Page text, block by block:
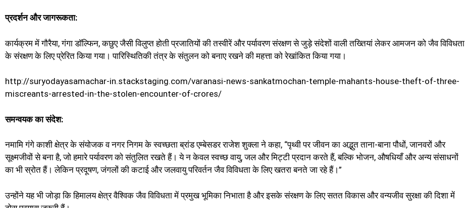
प्रदर्शन और जागरूकता:
कार्यक्रम में गौरैया, गंगा डॉल्फिन, कछुए जैसी विलुप्त होती प्रजातियों की तस्वीरें और पर्यावरण संरक्षण से जुड़े संदेशों वाली तख्तियां लेकर आमजन को जैव विविधता
के संरक्षण के लिए प्रेरित किया गया। पारिस्थितिकी तंत्र के संतुलन को बनाए रखने की महत्ता को रेखांकित किया गया।
http://suryodayasamachar-in.stackstaging.com/varanasi-news-sankatmochan-temple-mahants-house-theft-of-three-
miscreants-arrested-in-the-stolen-encounter-of-crores/
समन्वयक का संदेश:
नमामि गंगे काशी क्षेत्र के संयोजक व नगर निगम के स्वच्छता ब्रांड एम्बेसडर राजेश शुक्ला ने कहा, “पृथ्वी पर जीवन का अद्भुत ताना-बाना पौधों, जानवरों और
सूक्ष्मजीवों से बना है, जो हमारे पर्यावरण को संतुलित रखते हैं। ये न केवल स्वच्छ वायु, जल और मिट्टी प्रदान करते हैं, बल्कि भोजन, औषधियाँ और अन्य संसाधनों
का भी स्रोत हैं। लेकिन प्रदूषण, जंगलों की कटाई और जलवायु परिवर्तन जैव विविधता के लिए खतरा बनते जा रहे हैं।”
उन्होंने यह भी जोड़ा कि हिमालय क्षेत्र वैश्विक जैव विविधता में प्रमुख भूमिका निभाता है और इसके संरक्षण के लिए सतत विकास और वन्यजीव सुरक्षा की दिशा में